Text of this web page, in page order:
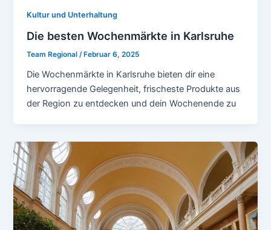
Kultur und Unterhaltung
Die besten Wochenmärkte in Karlsruhe
Team Regional/Februar 6, 2025
Die Wochenmärkte in Karlsruhe bieten dir eine
hervorragende Gelegenheit, frischeste Produkte aus
der Region zu entdecken und dein Wochenende zu